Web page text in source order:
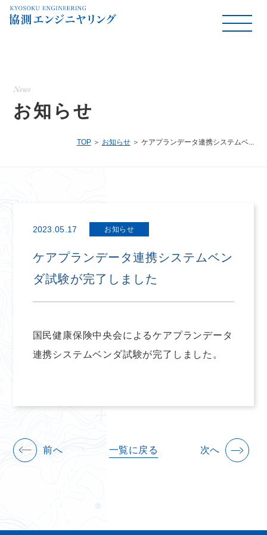
News
お知らせ
TOP お知らせ ケアプランデータ連携システムベ...
2023.05.17 お知らせ
ケアプランデータ連携システムベン
ダ試験が完了しました
国民健康保険中央会によるケアプランデータ
連携システムベンダ試験が完了しました。
前へ 一覧に戻る 次へ